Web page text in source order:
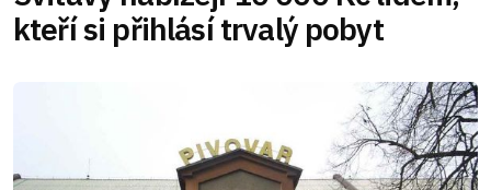
kteří si přihlásí trvalý pobyt